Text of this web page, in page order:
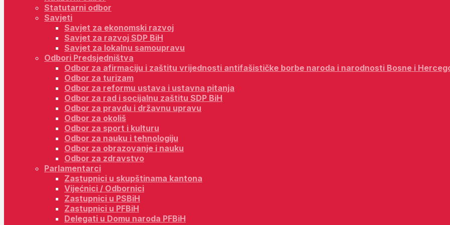
Statutarni odbor
Savjeti
Savjet za ekonomski razvoj
Savjet za razvoj SDP BiH
Savjet za lokalnu samoupravu
Odbori Predsjedništva
Odbor za afirmaciju i zaštitu vrijednosti antifašističke borbe naroda i narodnosti Bosne i
Odbor za turizam
Odbor za reformu ustava i ustavna pitanja
Odbor za rad i socijalnu zaštitu SDP BiH
Odbor za pravdu i državnu upravu
Odbor za okoliš
Odbor za sport i kulturu
Odbor za nauku i tehnologiju
Odbor za obrazovanje i nauku
Odbor za zdravstvo
Parlamentarci
Zastupnici u skupštinama kantona
Vijećnici / Odbornici
Zastupnici u PSBiH
Zastupnici u PFBiH
Delegati u Domu naroda PFBiH